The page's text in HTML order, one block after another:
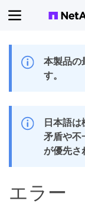
本製品の
す。
日本語
矛盾や不
が優先さ
エラー